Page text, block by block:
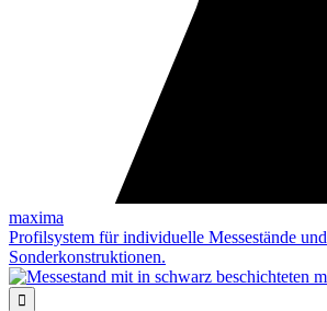
maxima
Profilsystem für individuelle Messestände und
Sonderkonstruktionen.
